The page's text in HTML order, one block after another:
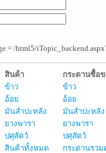
= /html5/
สินค้า
ข้าว
อ้อย
มันสำปะหลัง
ยางพารา
ปศุสัตว์
สินค้าทั้งหมด
กระดานซื้อ
ข้าว
อ้อย
มันสำปะหลัง
ยางพารา
ปศุสัตว์
กระดานรว